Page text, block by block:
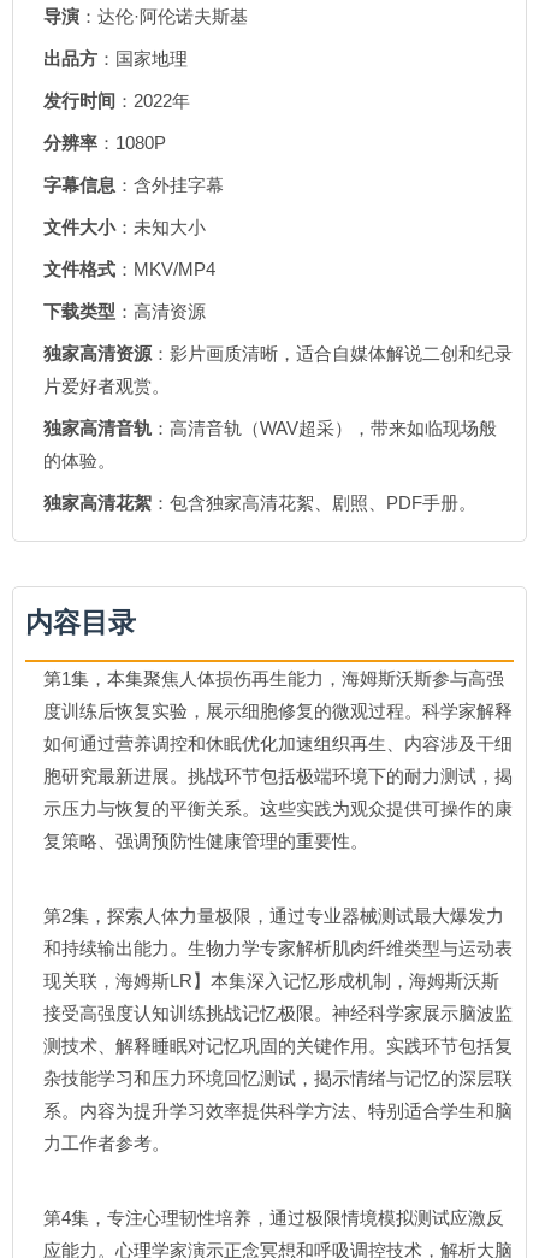
导演 ：达伦·阿伦诺夫斯基
出品方 ：国家地理
发行时间 ：2022年
分辨率 ：1080P
字幕信息 ：含外挂字幕
文件大小：未知大小
文件格式 ：MKV/MP4
下载类型 ：高清资源
独家高清资源 ：影片画质清晰，适合自媒体解说二创和纪录
片爱好者观赏。
独家高清音轨 ：高清音轨（WAV超采），带来如临现场般
的体验。
独家高清花絮 ：包含独家高清花絮、剧照、PDF手册。
内容目录
第1集，本集聚焦人体损伤再生能力，海姆斯沃斯参与高强
度训练后恢复实验，展示细胞修复的微观过程。科学家解释
如何通过营养调控和休眠优化加速组织再生、内容涉及干细
胞研究最新进展。挑战环节包括极端环境下的耐力测试，揭
示压力与恢复的平衡关系。这些实践为观众提供可操作的康
复策略、强调预防性健康管理的重要性。
第2集，探索人体力量极限，通过专业器械测试最大爆发力
和持续输出能力。生物力学专家解析肌肉纤维类型与运动表
现关联，海姆斯LR】本集深入记忆形成机制，海姆斯沃斯
接受高强度认知训练挑战记忆极限。神经科学家展示脑波监
测技术、解释睡眠对记忆巩固的关键作用。实践环节包括复
杂技能学习和压力环境回忆测试，揭示情绪与记忆的深层联
系。内容为提升学习效率提供科学方法、特别适合学生和脑
力工作者参考。
第4集，专注心理韧性培养，通过极限情境模拟测试应激反
应能力。心理学家演示正念冥想和呼吸调控技术，解析大脑